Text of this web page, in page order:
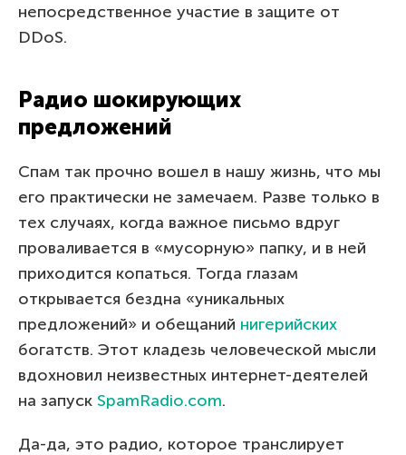
непосредственное участие в защите от
DDoS.
Радио шокирующих
предложений
Спам так прочно вошел в нашу жизнь, что мы
его практически не замечаем. Разве только в
тех случаях, когда важное письмо вдруг
проваливается в «мусорную» папку, и в ней
приходится копаться. Тогда глазам
открывается бездна «уникальных
предложений» и обещаний нигерийских
богатств. Этот кладезь человеческой мысли
вдохновил неизвестных интернет-деятелей
на запуск SpamRadio.com.
Да-да, это радио, которое транслирует